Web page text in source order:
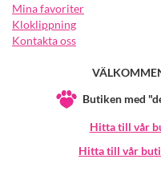
Mina favoriter
Kloklippning
Kontakta oss
Butiken med
Hitta till vår
Hitta till vår